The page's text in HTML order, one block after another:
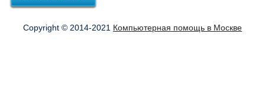
Copyright © 2014-2021 Компьютерная помощь в Москве